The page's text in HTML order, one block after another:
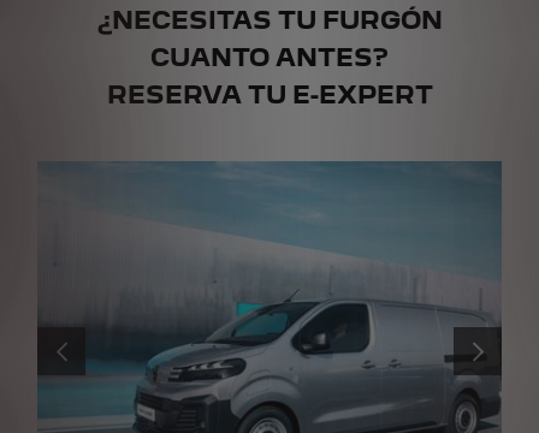
¿NECESITAS TU FURGÓN
CUANTO ANTES?
RESERVA TU E-EXPERT
ANTERIOR SIGUIENTE